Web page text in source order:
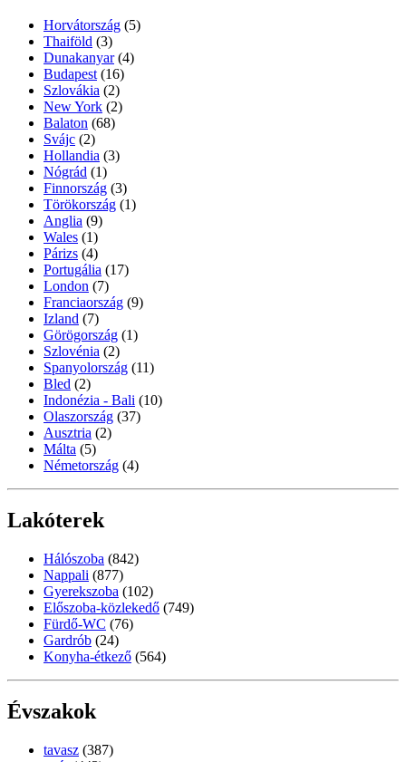
Horvátország (5)
Thaiföld (3)
Dunakanyar (4)
Budapest (16)
Szlovákia (2)
New York (2)
Balaton (68)
Svájc (2)
Hollandia (3)
Nógrád (1)
Finnország (3)
Törökország (1)
Anglia (9)
Wales (1)
Párizs (4)
Portugália (17)
London (7)
Franciaország (9)
Izland (7)
Görögország (1)
Szlovénia (2)
Spanyolország (11)
Bled (2)
Indonézia - Bali (10)
Olaszország (37)
Ausztria (2)
Málta (5)
Németország (4)
Lakóterek
Hálószoba (842)
Nappali (877)
Gyerekszoba (102)
Előszoba-közlekedő (749)
Fürdő-WC (76)
Gardrób (24)
Konyha-étkező (564)
Évszakok
tavasz (387)